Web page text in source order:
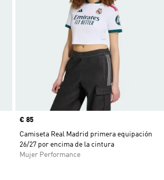
Precio
€ 85
Camiseta Real Madrid primera equipación
26/27 por encima de la cintura
Mujer Performance